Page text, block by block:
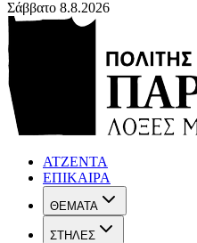
Σάββατο 8.8.2026
ΑΤΖΕΝΤΑ
ΕΠΙΚΑΙΡΑ
ΘΕΜΑΤΑ
ΣΤΗΛΕΣ